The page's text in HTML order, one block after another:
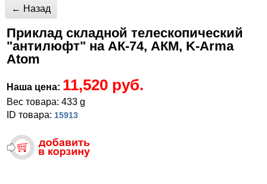
← Назад
Приклад складной телескопический
"антилюфт" на АК-74, АКМ, K-Arma
Atom
Наша цена: 11,520 руб.
Вес товара: 433 g
ID товара: 15913